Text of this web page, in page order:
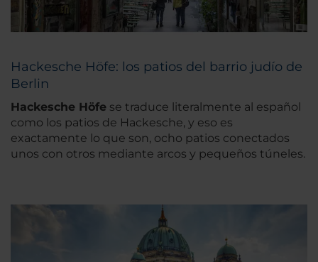
Hackesche Höfe: los patios del barrio judío de
Berlin
Hackesche Höfe se traduce literalmente al español
como los patios de Hackesche, y eso es
exactamente lo que son, ocho patios conectados
unos con otros mediante arcos y pequeños túneles.